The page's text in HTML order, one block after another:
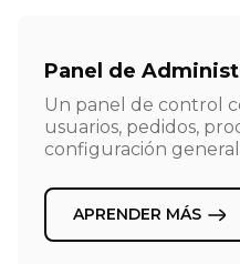
Panel de
Un panel de control
usuarios, pedidos,
configuración
APRENDER MÁS